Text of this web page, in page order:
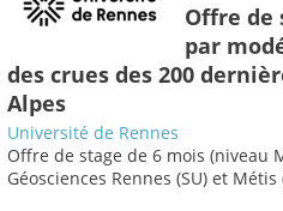
Offre de
par
des crues des 200
Alpes
Université de Rennes
Offre de stage de 6 mois (niveau
Géosciences Rennes (SU) et Métis